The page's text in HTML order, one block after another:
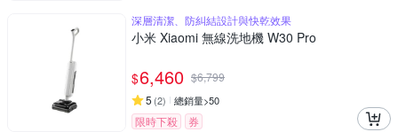
深層清潔、防糾結設計與快乾效果
小米 Xiaomi 無線洗地機 W30 Pro
$6,460 $6,799
5 (2) 總銷量>50
限時下殺
券